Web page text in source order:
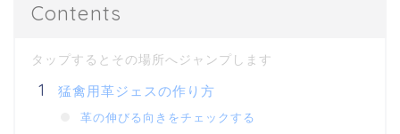
Contents
猛禽用革ジェスの作り方
革の伸びる向きをチェックする